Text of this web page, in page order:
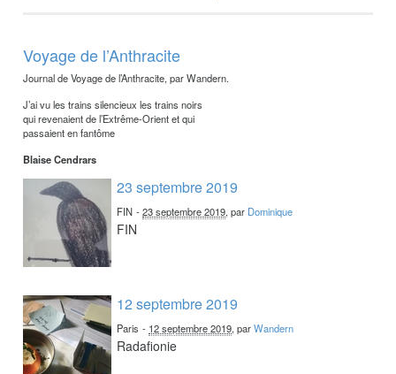
Voyage de l’Anthracite
Journal de Voyage de l’Anthracite, par Wandern.
J’ai vu les trains silencieux les trains noirs
qui revenaient de l’Extrême-Orient et qui
passaient en fantôme
Blaise Cendrars
23 septembre 2019
FIN -23 septembre 2019, par Dominique
FIN
12 septembre 2019
Paris - 12 septembre 2019, parWandern
Radafionie